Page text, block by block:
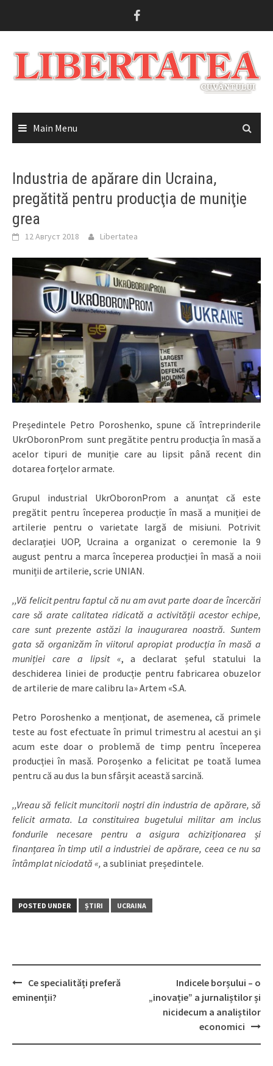
Main Menu
Industria de apărare din Ucraina,
pregătită pentru producţia de muniţie
grea
12 Август 2018 Libertatea
Președintele Petro Poroshenko, spune că întreprinderile
UkrOboronProm sunt pregătite pentru producția în masă a
acelor tipuri de muniție care au lipsit până recent din
dotarea forţelor armate.
Grupul industrial UkrOboronProm a anunțat că este
pregătit pentru începerea producție în masă a muniției de
artilerie pentru o varietate largă de misiuni. Potrivit
declarației UOP, Ucraina a organizat o ceremonie la 9
august pentru a marca începerea producției în masă a noii
muniții de artilerie, scrie UNIAN.
,,Vă felicit pentru faptul că nu am avut parte doar de încercări
care să arate calitatea ridicată a activității acestor echipe,
care sunt prezente astăzi la inaugurarea noastră. Suntem
gata să organizăm în viitorul apropiat producția în masă a
muniției care a lipsit «, a declarat șeful statului la
deschiderea liniei de producție pentru fabricarea obuzelor
de artilerie de mare calibru la» Artem «S.A.
Petro Poroshenko a menționat, de asemenea, că primele
teste au fost efectuate în primul trimestru al acestui an şi
acum este doar o problemă de timp pentru începerea
producției în masă. Poroșenko a felicitat pe toată lumea
pentru că au dus la bun sfârşit această sarcină.
,,Vreau să felicit muncitorii noștri din industria de apărare, să
felicit armata. La constituirea bugetului militar am inclus
fondurile necesare pentru a asigura achiziționarea și
finanțarea în timp util a industriei de apărare, ceea ce nu sa
întâmplat niciodată «, a subliniat președintele.
POSTED UNDER ȘTIRI UCRAINA
Post
Ce specialități preferă
eminenții?
Indicele borșului – o
„inovație” a jurnaliștilor și
nicidecum a analiștilor
economici